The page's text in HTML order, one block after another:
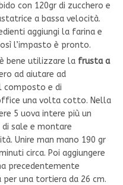
con 120gr di zucchero e
a bassa velocità.
aggiungi la farina e
l’impasto è pronto.
bene utilizzare la frusta a
ad aiutare ad
composto e di
una volta cotto. Nella
5 uova intere più un
di sale e montare
Unire man mano 190 gr
circa. Poi aggiungere
precedentemente
una tortiera da 26 cm.